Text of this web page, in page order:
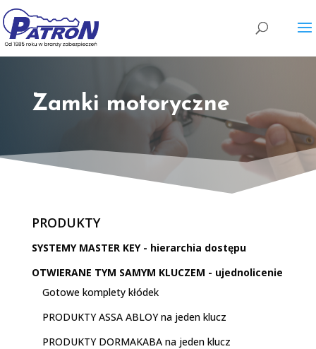
Wyszukiwarka
produktów
Zamki motoryczne
PRODUKTY
SYSTEMY MASTER KEY - hierarchia dostępu
OTWIERANE TYM SAMYM KLUCZEM - ujednolicenie
Gotowe komplety kłódek
PRODUKTY ASSA ABLOY na jeden klucz
PRODUKTY DORMAKABA na jeden klucz